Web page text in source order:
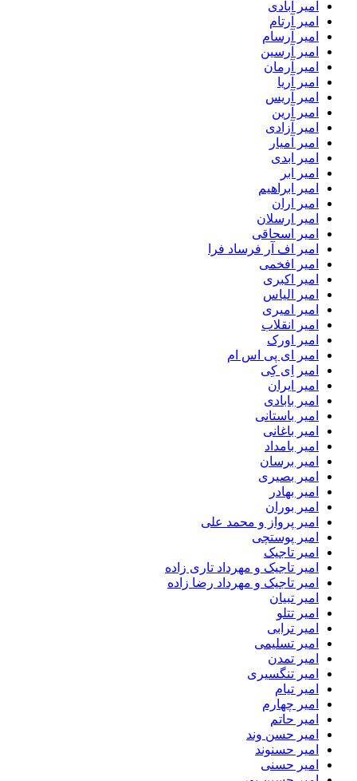
امیر آبادی
امیر آرتام
امیر آرسام
امیر آرسین
امیر آرمان
امیر آریا
امیر آریس
امیر آرین
امیر آزادی
امیر آمیار
امیر ابدی
امیر ابر
امیر ابراهیم
امیر اران
امیر ارسلان
امیر اسحاقی
امیر اف آر فرساد فرا
امیر افخمی
امیر اکبری
امیر الیاس
امیر امیری
امیر انقلاب
امیر اورک
امیر ای پی اس ام
امیر اِی کِی
امیر ایران
امیر بابادی
امیر باستانی
امیر باغانی
امیر بامداد
امیر برسان
امیر بصیری
امیر بهادر
امیر بوران
امیر پرواز و محمد علی
امیر پوستچی
امیر تاجیک
امیر تاجیک و مهرداد تاری زاده
امیر تاجیک و مهرداد رضا زاده
امیر تبیان
امیر تتلو
امیر ترابی
امیر تسلیمی
امیر تمدن
امیر تنگسیری
امیر تیام
امیر چهارم
امیر حاتم
امیر حسن وند
امیر حسنوند
امیر حسنی